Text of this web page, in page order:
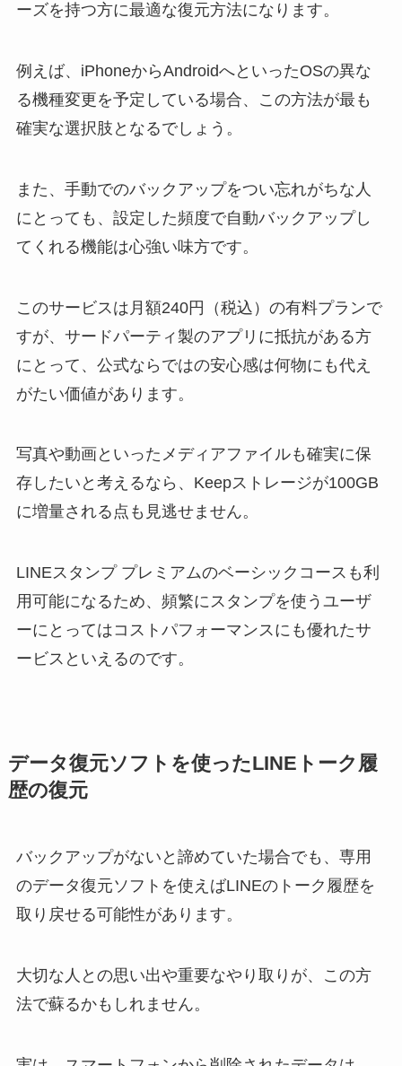
ーズを持つ方に最適な復元方法になります。
例えば、iPhoneからAndroidへといったOSの異な
る機種変更を予定している場合、この方法が最も
確実な選択肢となるでしょう。
また、手動でのバックアップをつい忘れがちな人
にとっても、設定した頻度で自動バックアップし
てくれる機能は心強い味方です。
このサービスは月額240円（税込）の有料プランで
すが、サードパーティ製のアプリに抵抗がある方
にとって、公式ならではの安心感は何物にも代え
がたい価値があります。
写真や動画といったメディアファイルも確実に保
存したいと考えるなら、Keepストレージが100GB
に増量される点も見逃せません。
LINEスタンプ プレミアムのベーシックコースも利
用可能になるため、頻繁にスタンプを使うユーザ
ーにとってはコストパフォーマンスにも優れたサ
ービスといえるのです。
データ復元ソフトを使ったLINEトーク履
歴の復元
バックアップがないと諦めていた場合でも、専用
のデータ復元ソフトを使えばLINEのトーク履歴を
取り戻せる可能性があります。
大切な人との思い出や重要なやり取りが、この方
法で蘇るかもしれません。